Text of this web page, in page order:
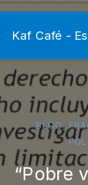
Kaf Café -
BLOG,
“Pobre